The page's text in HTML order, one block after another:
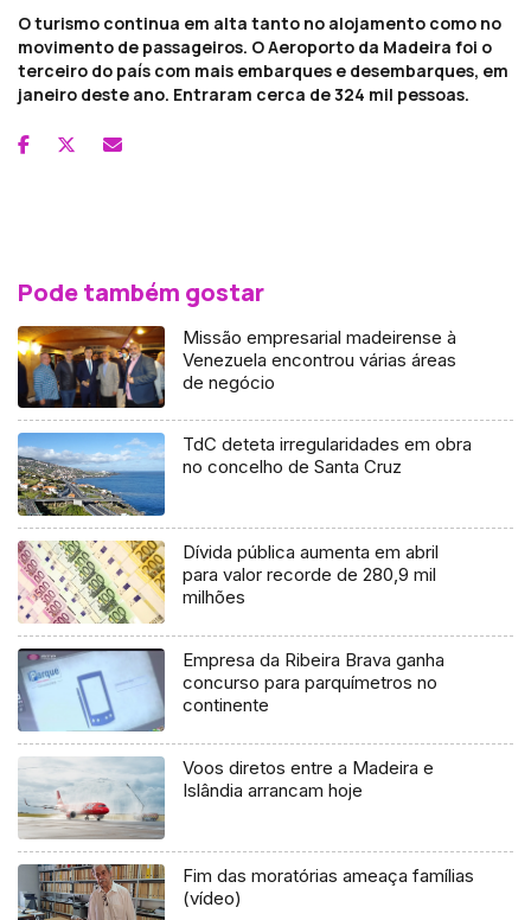
O turismo continua em alta tanto no alojamento como no
movimento de passageiros. O Aeroporto da Madeira foi o
terceiro do país com mais embarques e desembarques, em
janeiro deste ano. Entraram cerca de 324 mil pessoas.
Pode também gostar
Missão empresarial madeirense à
Venezuela encontrou várias áreas
de negócio
TdC deteta irregularidades em obra
no concelho de Santa Cruz
Dívida pública aumenta em abril
para valor recorde de 280,9 mil
milhões
Empresa da Ribeira Brava ganha
concurso para parquímetros no
continente
Voos diretos entre a Madeira e
Islândia arrancam hoje
Fim das moratórias ameaça famílias
(vídeo)